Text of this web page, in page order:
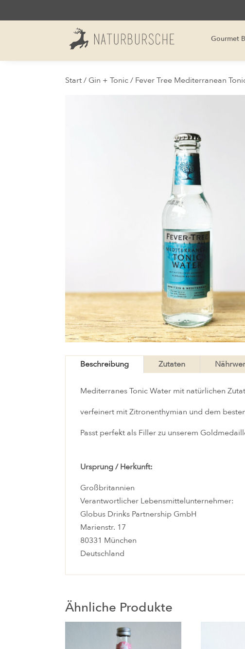
Gourmet
Start/ Gin + Tonic/ Fever Tree Mediterranean
Beschreibung Zutaten
Mediterranes Tonic Water mit natürlichen
verfeinert mit Zitronenthymian und dem
Passt perfekt als Filler zu unserem
Ursprung / Herkunft:
Großbritannien
Verantwortlicher Lebensmittelunternehmer:
Globus Drinks Partnership GmbH
Marienstr. 17
80331 München
Deutschland
Ähnliche Produkte